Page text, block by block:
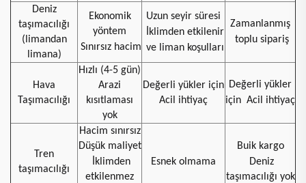
Deniz
taşımacılığı
(limandan
limana)
Ekonomik
yöntem
Sınırsız hacim
Uzun seyir süresi
İklimden etkilenir
ve liman koşulları
Zamanlanmış
toplu sipariş
Hava
Taşımacılığı
Hızlı (4-5 gün)
Arazi
kısıtlaması
yok
Değerli yükler için
Acil ihtiyaç
Değerli yükler
için Acil ihtiyaç
Tren
taşımacılığı
Hacim sınırsız
Düşük maliyet
İklimden
etkilenmez
Esnek olmama
Buik kargo
Deniz
taşımacılığı yok